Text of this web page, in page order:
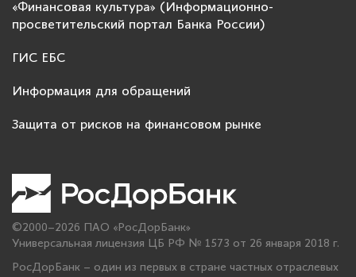
«Финансовая культура» (Информационно-
просветительский портал Банка России)
ГИС ЕБС
Информация для обращений
Защита от рисков на финансовом рынке
©2000–2026 ПАО «РосДорБанк»
Универсальная лицензия ЦБ РФ № 1573 от 26 января 2018 г.
РосДорБанк – один из первых в стране частных отраслевых